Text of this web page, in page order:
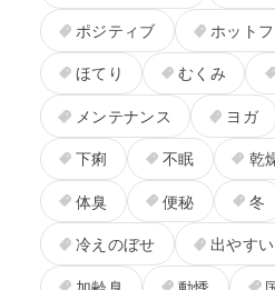
ポジティブ
ホット
ほてり
むくみ
メンテナンス
ヨガ
下痢
不眠 乾
体臭
便秘 冬
冷えのぼせ
出やす